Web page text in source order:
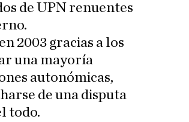
de UPN renuentes
2003 gracias a los
una mayoría
autonómicas,
de una disputa
todo.